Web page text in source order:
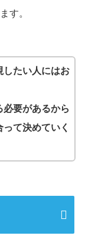
す。
したい人にはお
必要があるから
て決めていく